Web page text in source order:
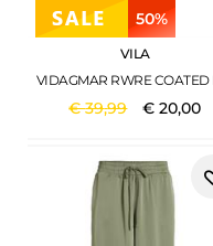
50%
VILA
€39,99 €20,00